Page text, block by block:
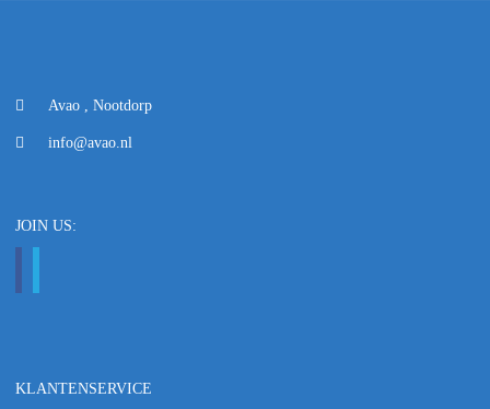
Avao , Nootdorp
info@avao.nl
JOIN US:
KLANTENSERVICE